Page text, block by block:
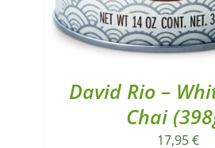
David Rio –
Chai
17,95€